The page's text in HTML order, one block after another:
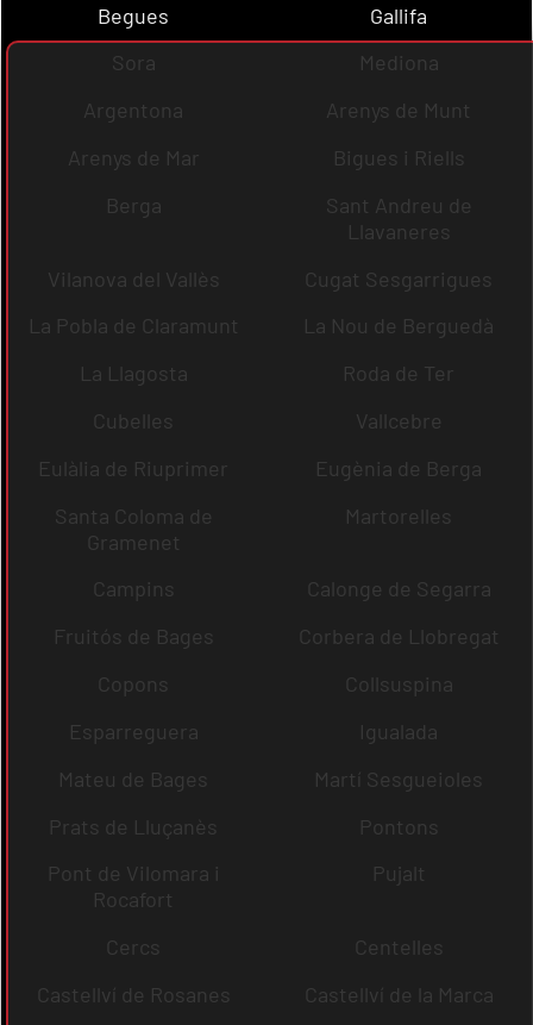
Begues
Gallifa
Sora
Mediona
Argentona
Arenys de Munt
Arenys de Mar
Bigues i Riells
Berga
Sant Andreu de
Llavaneres
Vilanova del Vallès
Cugat Sesgarrigues
La Pobla de Claramunt
La Nou de Berguedà
La Llagosta
Roda de Ter
Cubelles
Vallcebre
Eulàlia de Riuprimer
Eugènia de Berga
Santa Coloma de
Gramenet
Martorelles
Campins
Calonge de Segarra
Fruitós de Bages
Corbera de Llobregat
Copons
Collsuspina
Esparreguera
Igualada
Mateu de Bages
Martí Sesgueioles
Prats de Lluçanès
Pontons
Pont de Vilomara i
Rocafort
Pujalt
Cercs
Centelles
Castellví de Rosanes
Castellví de la Marca